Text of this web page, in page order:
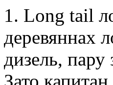
1. Long tail
деревяннах
дизель, пару